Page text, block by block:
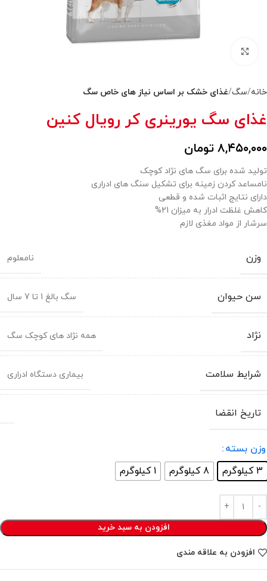
خانه سگ غذای خشک بر اساس نیاز های خاص سگ
غذای سگ یورینری کر رویال کنین
۸,۴۵۰,۰۰۰ تومان
تولید شده برای سگ های نژاد کوچک
نامساعد کردن زمینه برای تشکیل سنگ های ادراری
دارای نتایج اثبات شده و قطعی
کاهش غلظت ادرار به میزان 21%
سرشار از مواد مغذی لازم
وزن نامعلوم
سن حیوان سگ بالغ 1 تا 7 سال
نژاد همه نژاد های کوچک سگ
شرایط سلامت بیماری دستگاه ادراری
تاریخ انقضا
وزن بسته
3 کیلوگرم
8 کیلوگرم 1 کیلوگرم
افزودن به سبد خرید
افزودن به علاقه مندی